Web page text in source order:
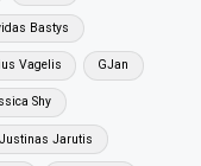
Bastys
Vagelis GJan
Shy
Justinas Jarutis